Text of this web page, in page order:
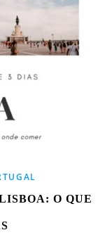
O QUE